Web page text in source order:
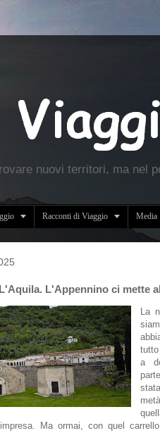
nuovi territori, ma nel
 Racconti di Viaggio  Media
L'Appennino ci mette
La
a
Ma ormai, con quel